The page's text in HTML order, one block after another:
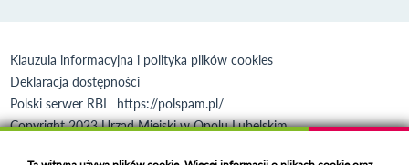
Klauzula informacyjna i polityka plików cookies
Deklaracja dostępności
Polski serwer RBL https://polspam.pl/
Copyright 2023 Urząd Miejski w Opolu Lubelskim